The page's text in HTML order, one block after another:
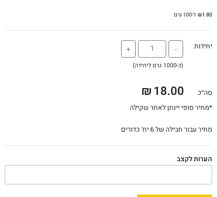
₪1.80 ל-100 גרם
יחידות -
+
(כ-1000 גרם ליחידה)
סה״כ 18.00
₪
*מחיר סופי יינתן לאחר שקילה
מחיר עבור חבילה של 6 יח' כדורים
הערות לקצב